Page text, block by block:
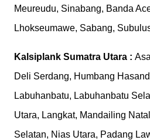
Meureudu, Sinabang, Banda
Lhokseumawe, Sabang,
Kalsiplank Sumatra Utara :
Deli Serdang, Humbang
Labuhanbatu, Labuhanbatu
Utara, Langkat, Mandailing
Selatan, Nias Utara, Padang